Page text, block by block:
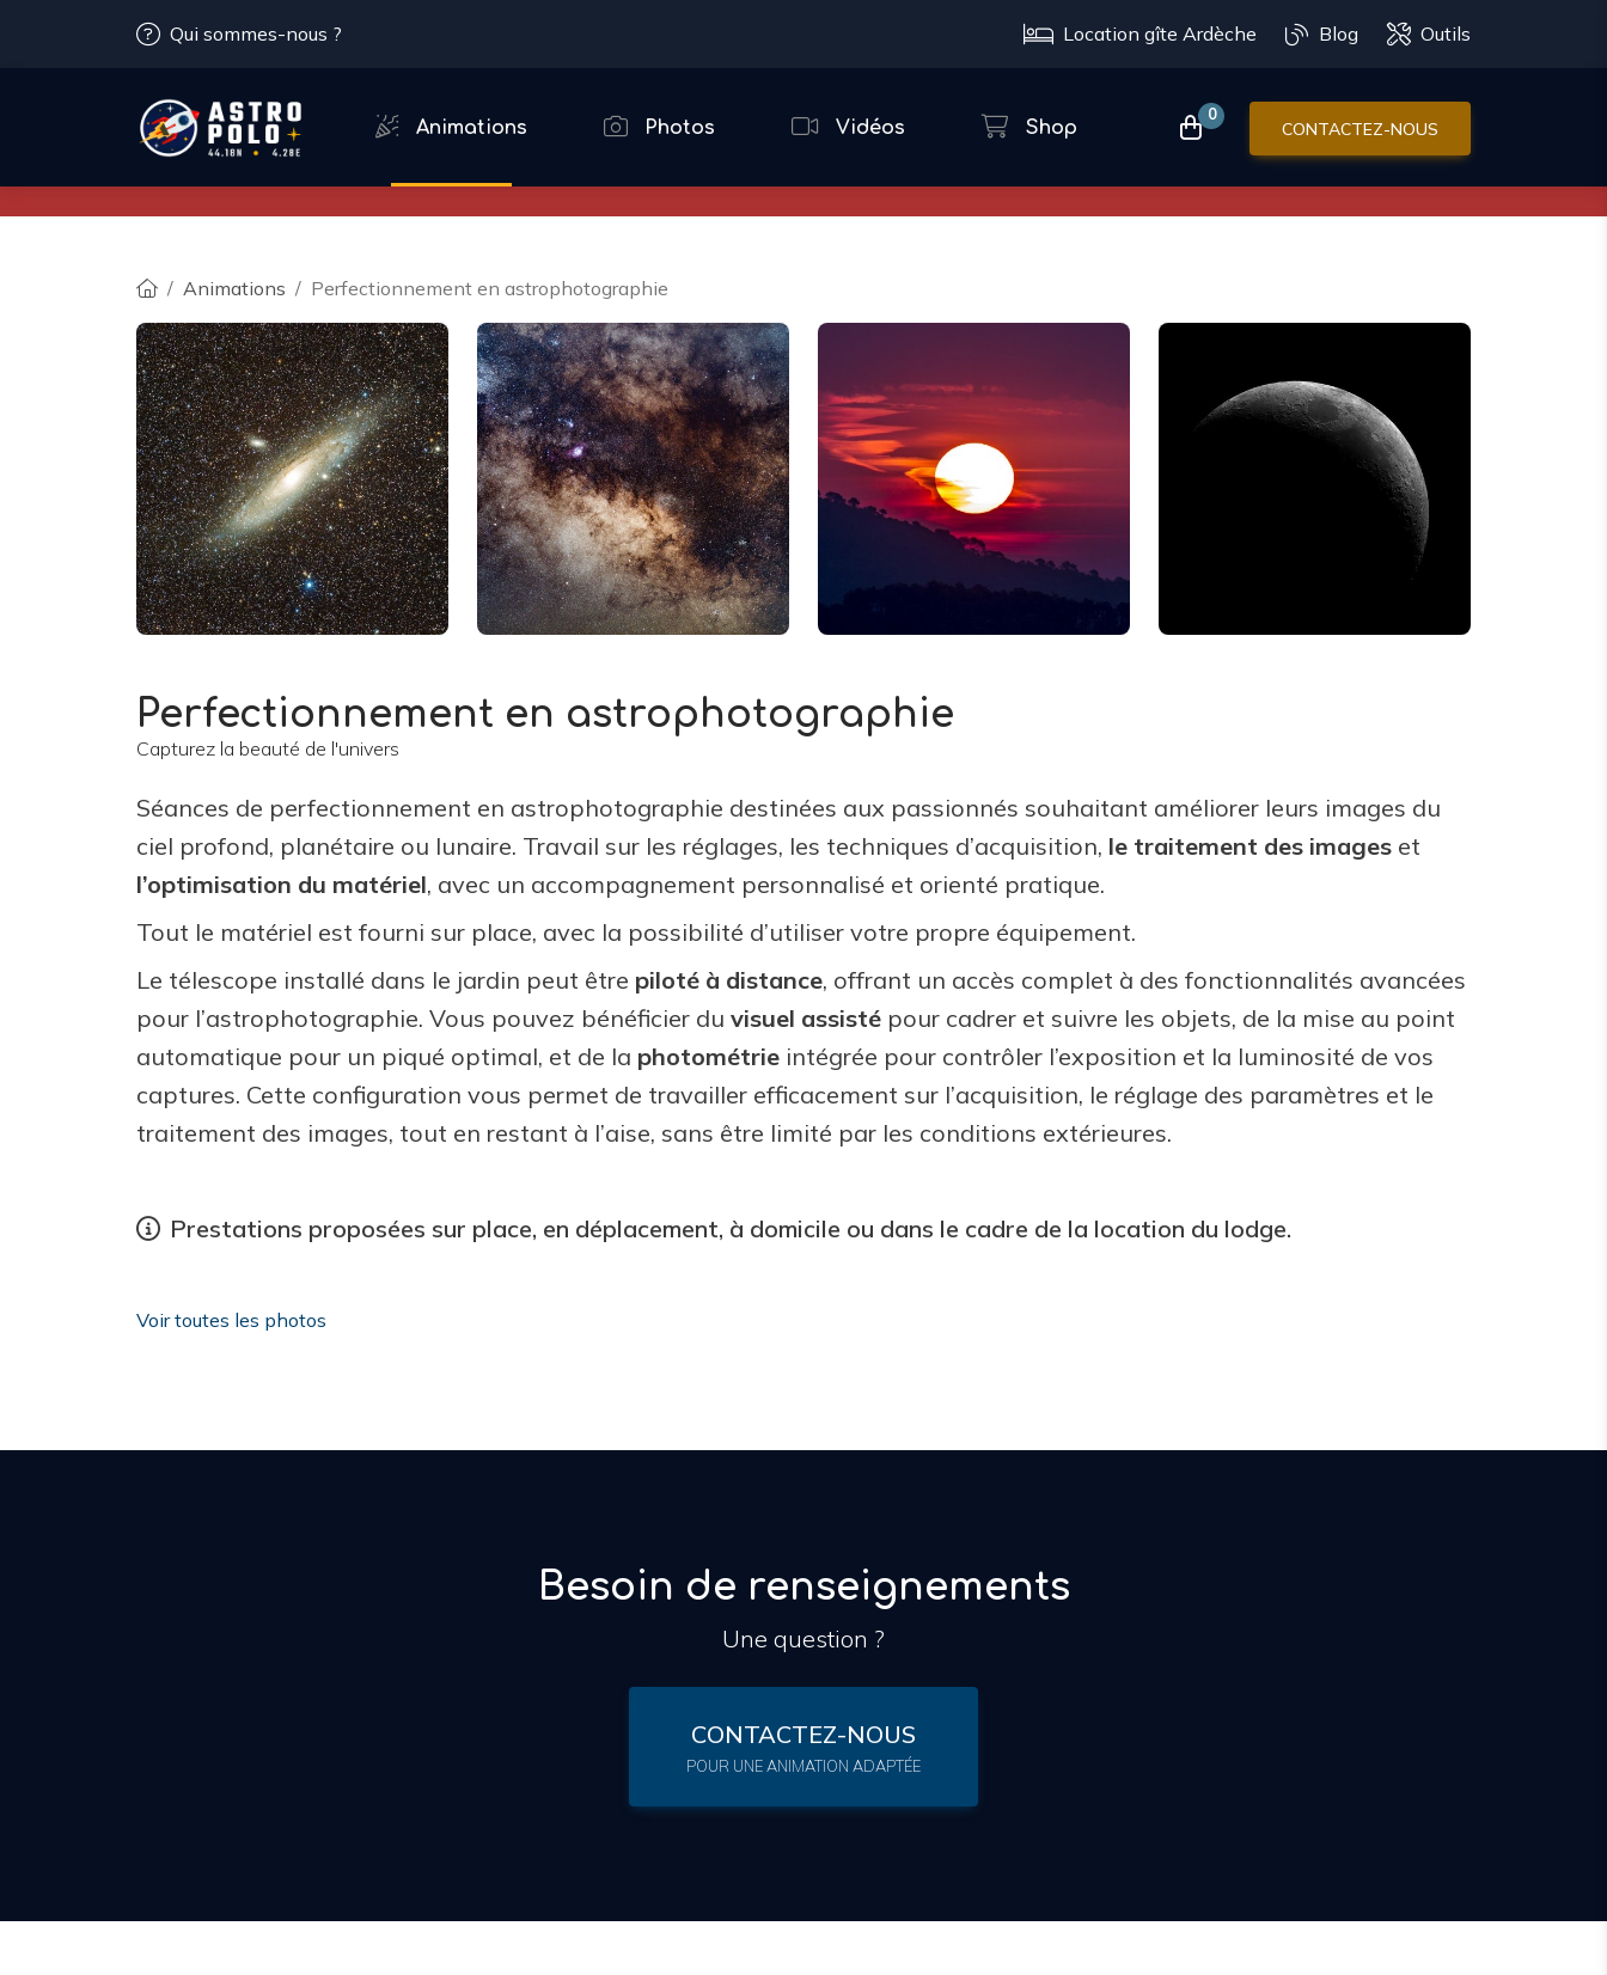
Qui sommes-nous ? Location gîte Ardèche Blog Outils
Animations Photos Vidéos Shop
0
CONTACTEZ-NOUS
Animations Perfectionnement en astrophotographie
Perfectionnement en astrophotographie
Capturez la beauté de l'univers
Séances de perfectionnement en astrophotographie destinées aux passionnés souhaitant améliorer leurs images du
ciel profond, planétaire ou lunaire. Travail sur les réglages, les techniques d’acquisition, le traitement des images et
l’optimisation du matériel, avec un accompagnement personnalisé et orienté pratique.
Tout le matériel est fourni sur place, avec la possibilité d’utiliser votre propre équipement.
Le télescope installé dans le jardin peut être piloté à distance, offrant un accès complet à des fonctionnalités avancées
pour l’astrophotographie. Vous pouvez bénéficier du visuel assisté pour cadrer et suivre les objets, de la mise au point
automatique pour un piqué optimal, et de la photométrie intégrée pour contrôler l’exposition et la luminosité de vos
captures. Cette configuration vous permet de travailler efficacement sur l’acquisition, le réglage des paramètres et le
traitement des images, tout en restant à l’aise, sans être limité par les conditions extérieures.
Prestations proposées sur place, en déplacement, à domicile ou dans le cadre de la location du lodge.
Voir toutes les photos
Besoin de renseignements
Une question ?
CONTACTEZ-NOUS
POUR UNE ANIMATION ADAPTÉE